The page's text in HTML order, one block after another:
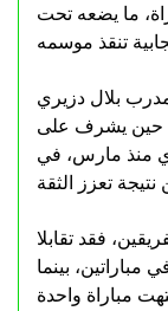
برصيد 17 نقطة من 23 مباراة، ما يضعه تحت
بلال دزيري
في حين يشرف على
منذ مارس، في
فقد تقابلا
في مباراتين، بينما
حين انتهت مباراة واحدة